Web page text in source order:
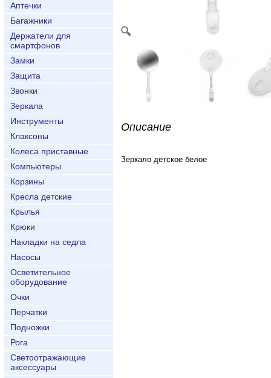
Аптечки
Багажники
Держатели для
смартфонов
Замки
Защита
Звонки
Зеркала
Инструменты
Клаксоны
Колеса приставные
Компьютеры
Корзины
Кресла детские
Крылья
Крюки
Накладки на седла
Насосы
Осветительное
оборудование
Очки
Перчатки
Подножки
Рога
Светоотражающие
аксессуары
Описание
Зеркало детское белое